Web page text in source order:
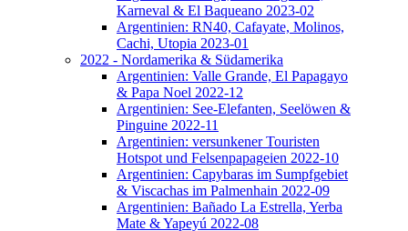
Karneval & El Baqueano 2023-02
Argentinien: RN40, Cafayate, Molinos,
Cachi, Utopia 2023-01
2022 - Nordamerika & Südamerika
Argentinien: Valle Grande, El Papagayo
& Papa Noel 2022-12
Argentinien: See-Elefanten, Seelöwen &
Pinguine 2022-11
Argentinien: versunkener Touristen
Hotspot und Felsenpapageien 2022-10
Argentinien: Capybaras im Sumpfgebiet
& Viscachas im Palmenhain 2022-09
Argentinien: Bañado La Estrella, Yerba
Mate & Yapeyú 2022-08